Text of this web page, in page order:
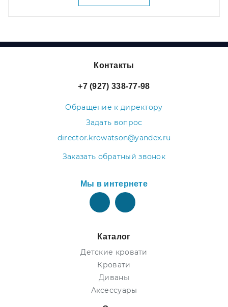
Контакты
+7 (927) 338-77-98
Обращение к директору
Задать вопрос
director.krowatson@yandex.ru
Заказать обратный звонок
Мы в интернете
Каталог
Детские кровати
Кровати
Диваны
Аксессуары